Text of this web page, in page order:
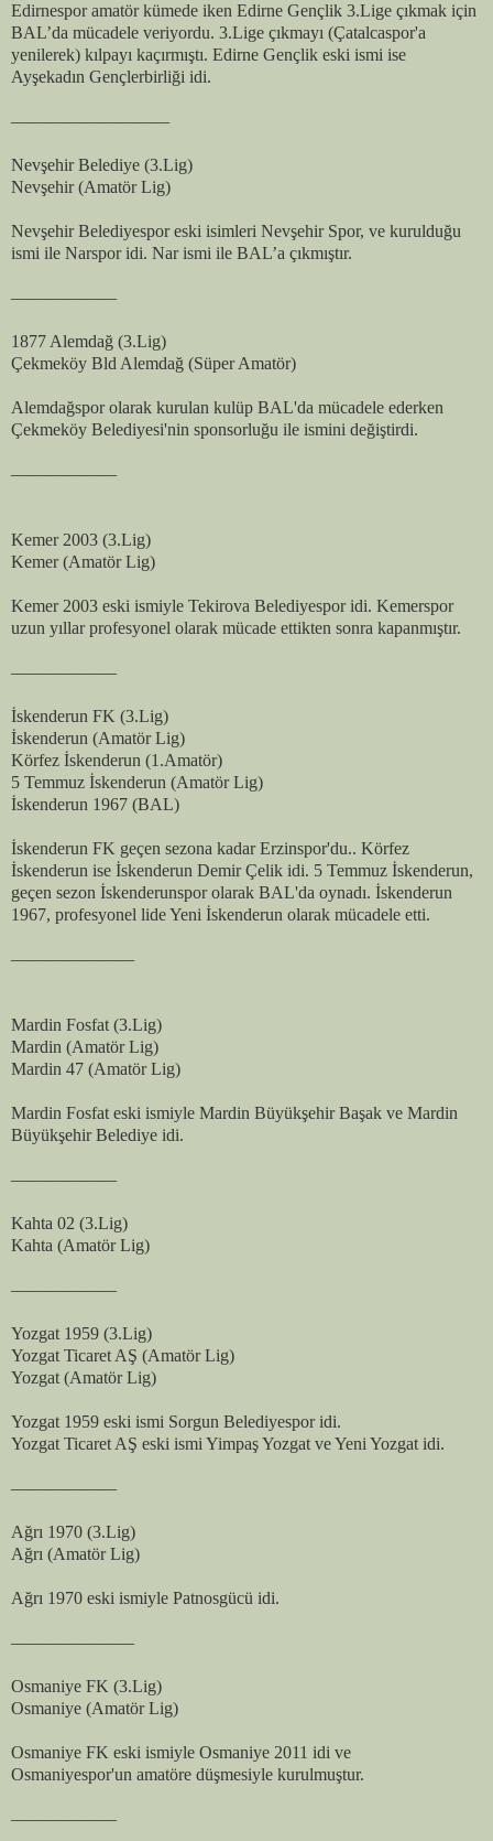
Edirnespor amatör kümede iken Edirne Gençlik 3.Lige çıkmak için
BAL’da mücadele veriyordu. 3.Lige çıkmayı (Çatalcaspor'a
yenilerek) kılpayı kaçırmıştı. Edirne Gençlik eski ismi ise
Ayşekadın Gençlerbirliği idi.
—————————
Nevşehir Belediye (3.Lig)
Nevşehir (Amatör Lig)
Nevşehir Belediyespor eski isimleri Nevşehir Spor, ve kurulduğu
ismi ile Narspor idi. Nar ismi ile BAL’a çıkmıştır.
——————
1877 Alemdağ (3.Lig)
Çekmeköy Bld Alemdağ (Süper Amatör)
Alemdağspor olarak kurulan kulüp BAL'da mücadele ederken
Çekmeköy Belediyesi'nin sponsorluğu ile ismini değiştirdi.
——————
Kemer 2003 (3.Lig)
Kemer (Amatör Lig)
Kemer 2003 eski ismiyle Tekirova Belediyespor idi. Kemerspor
uzun yıllar profesyonel olarak mücade ettikten sonra kapanmıştır.
——————
İskenderun FK (3.Lig)
İskenderun (Amatör Lig)
Körfez İskenderun (1.Amatör)
5 Temmuz İskenderun (Amatör Lig)
İskenderun 1967 (BAL)
İskenderun FK geçen sezona kadar Erzinspor'du.. Körfez
İskenderun ise İskenderun Demir Çelik idi. 5 Temmuz İskenderun,
geçen sezon İskenderunspor olarak BAL'da oynadı. İskenderun
1967, profesyonel lide Yeni İskenderun olarak mücadele etti.
———————
Mardin Fosfat (3.Lig)
Mardin (Amatör Lig)
Mardin 47 (Amatör Lig)
Mardin Fosfat eski ismiyle Mardin Büyükşehir Başak ve Mardin
Büyükşehir Belediye idi.
——————
Kahta 02 (3.Lig)
Kahta (Amatör Lig)
——————
Yozgat 1959 (3.Lig)
Yozgat Ticaret AŞ (Amatör Lig)
Yozgat (Amatör Lig)
Yozgat 1959 eski ismi Sorgun Belediyespor idi.
Yozgat Ticaret AŞ eski ismi Yimpaş Yozgat ve Yeni Yozgat idi.
——————
Ağrı 1970 (3.Lig)
Ağrı (Amatör Lig)
Ağrı 1970 eski ismiyle Patnosgücü idi.
———————
Osmaniye FK (3.Lig)
Osmaniye (Amatör Lig)
Osmaniye FK eski ismiyle Osmaniye 2011 idi ve
Osmaniyespor'un amatöre düşmesiyle kurulmuştur.
——————